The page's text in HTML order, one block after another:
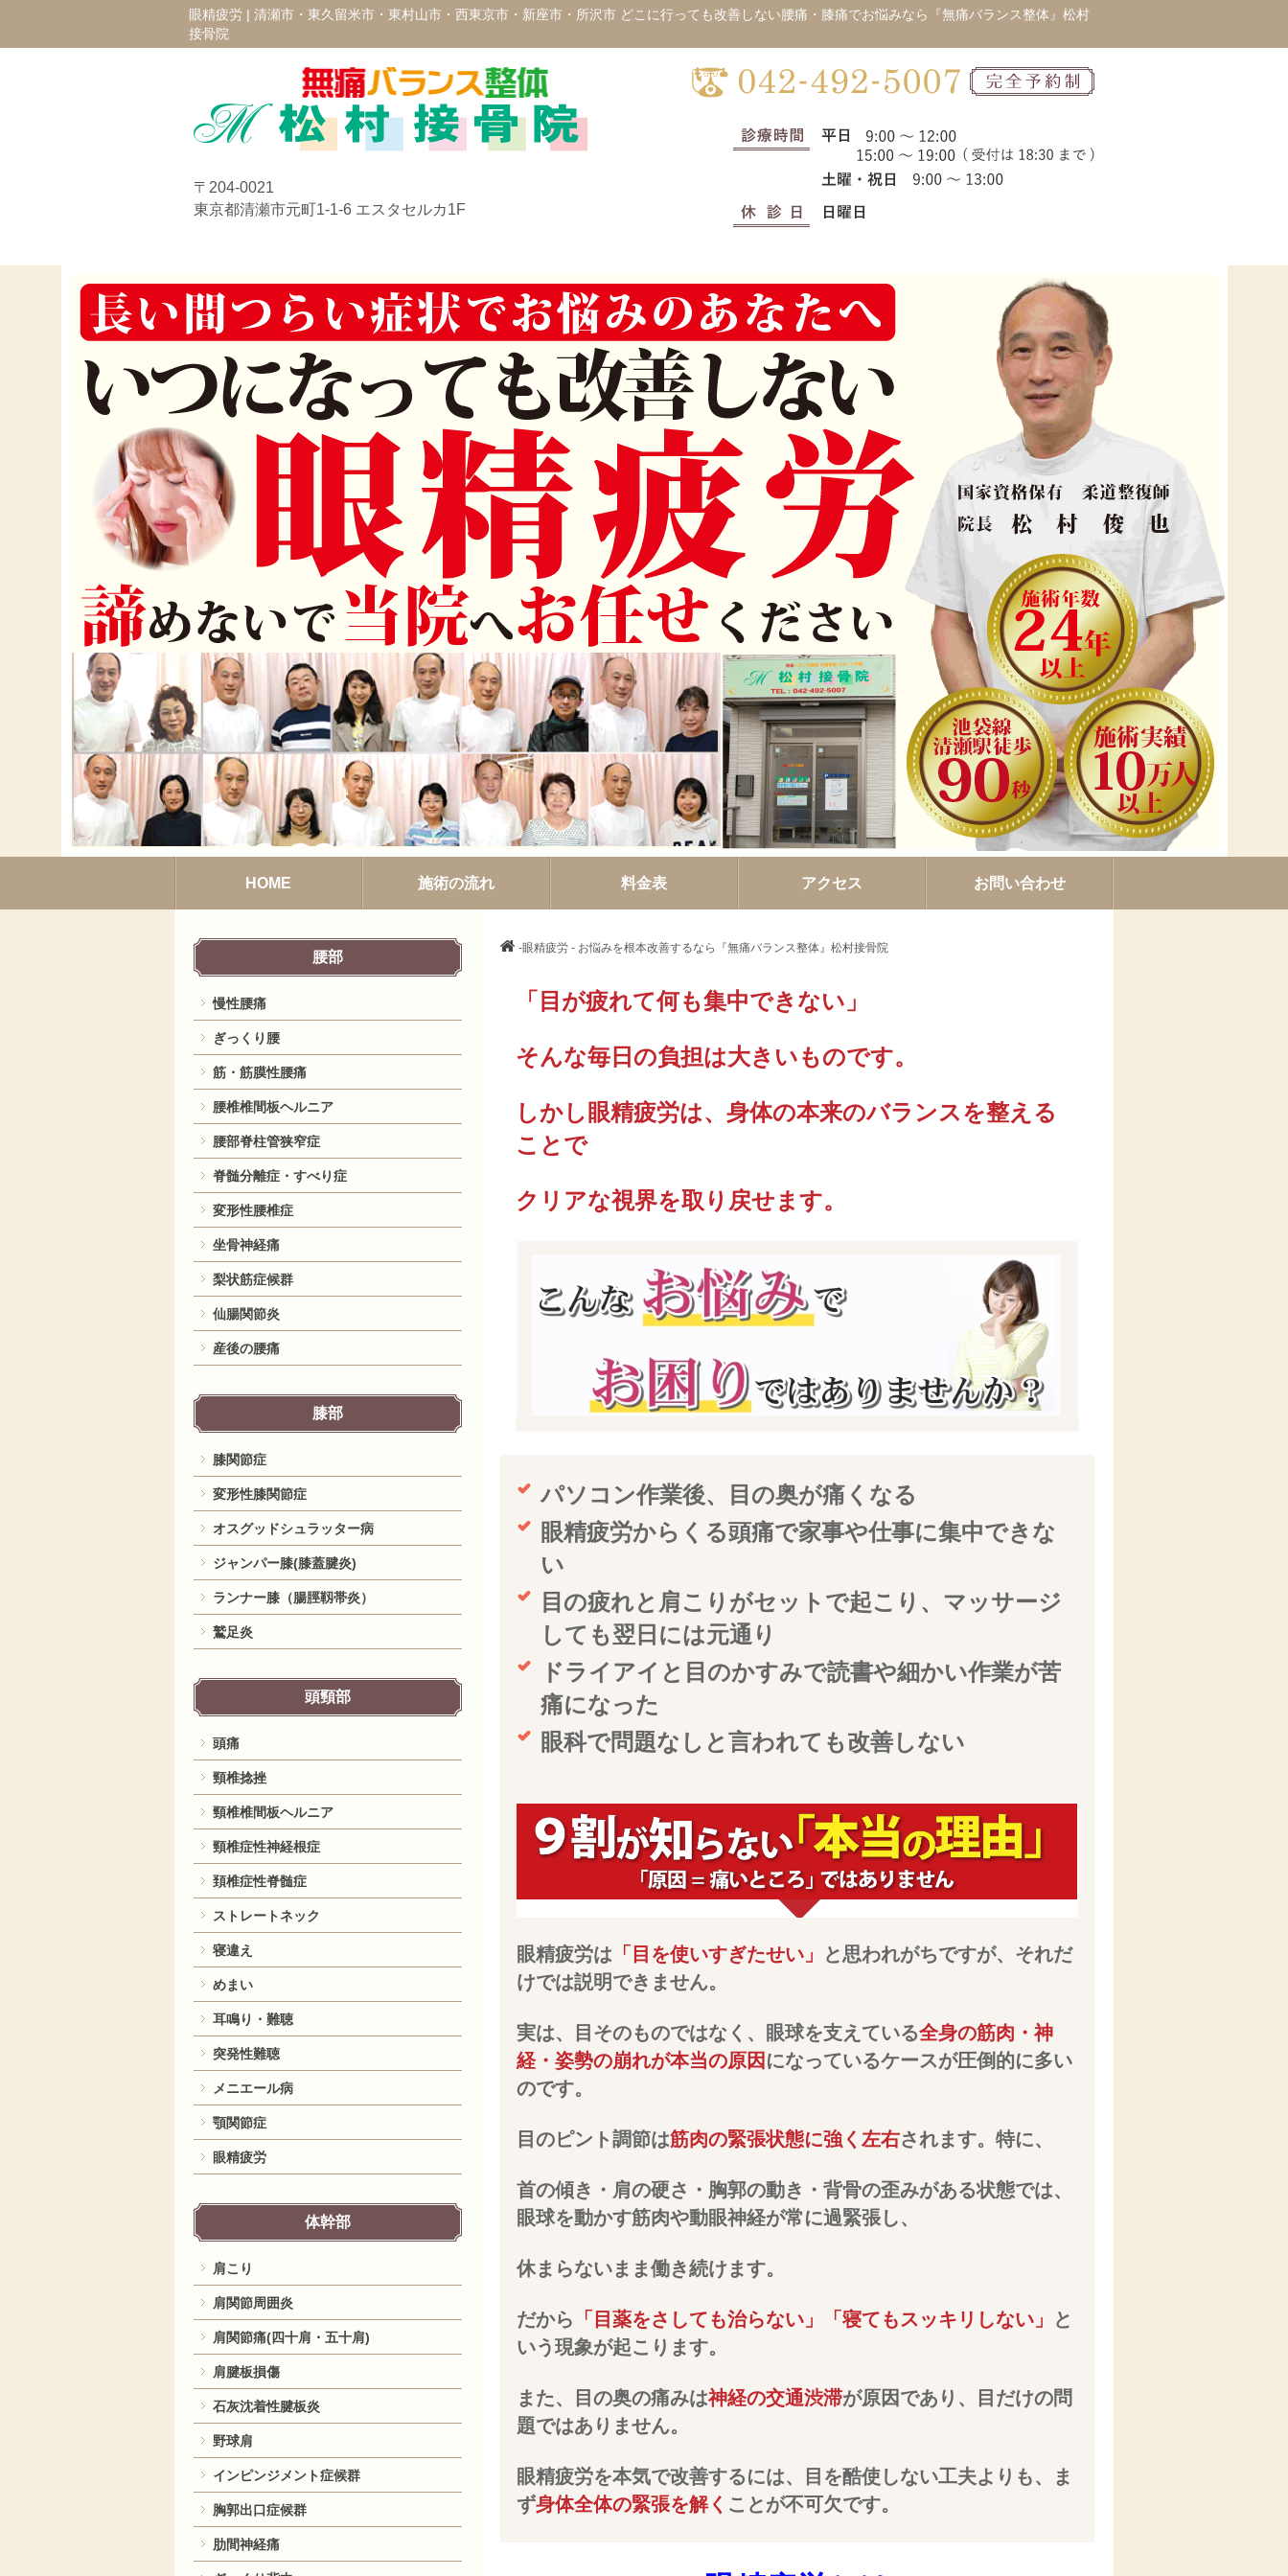
眼精疲労 | 清瀬市・東久留米市・東村山市・西東京市・新座市・所沢市 どこに行っても改善しない腰痛・膝痛でお悩みなら『無痛バランス整体』松村
接骨院
〒204-0021
東京都清瀬市元町1-1-6 エスタセルカ1F
HOME 施術の流れ 料金表 アクセス お問い合わせ
-眼精疲労 - お悩みを根本改善するなら『無痛バランス整体』松村接骨院
「目が疲れて何も集中できない」
そんな毎日の負担は大きいものです。
しかし眼精疲労は、身体の本来のバランスを整える
ことで
クリアな視界を取り戻せます。
パソコン作業後、目の奥が痛くなる
眼精疲労からくる頭痛で家事や仕事に集中できな
い
目の疲れと肩こりがセットで起こり、マッサージ
しても翌日には元通り
ドライアイと目のかすみで読書や細かい作業が苦
痛になった
眼科で問題なしと言われても改善しない
眼精疲労は 「目を使いすぎたせい」
と思われがちですが、それだ
けでは説明できません。
実は、目そのものではなく、眼球を支えている全身の筋肉・神
経・姿勢の崩れが本当の原因 になっているケースが圧倒的に多い
のです。
目のピント調節は筋肉の緊張状態に強く左右されます。特に、
首の傾き・肩の硬さ・胸郭の動き・背骨の歪みがある状態では、
眼球を動かす筋肉や動眼神経が常に過緊張し、
休まらないまま働き続けます。
だから 「目薬をさしても治らない」「寝てもスッキリしない」
と
いう現象が起こります。
また、目の奥の痛みは神経の交通渋滞が原因であり、目だけの問
題ではありません。
眼精疲労を本気で改善するには、目を酷使しない工夫よりも、ま
ず身体全体の緊張を解く ことが不可欠です。
腰部
慢性腰痛
ぎっくり腰
筋・筋膜性腰痛
腰椎椎間板ヘルニア
腰部脊柱管狭窄症
脊髄分離症・すべり症
変形性腰椎症
坐骨神経痛
梨状筋症候群
仙腸関節炎
産後の腰痛
膝部
膝関節症
変形性膝関節症
オスグッドシュラッター病
ジャンパー膝(膝蓋腱炎)
ランナー膝（腸脛靱帯炎）
鷲足炎
頭頸部
頭痛
頸椎捻挫
頸椎椎間板ヘルニア
頸椎症性神経根症
頚椎症性脊髄症
ストレートネック
寝違え
めまい
耳鳴り・難聴
突発性難聴
メニエール病
顎関節症
眼精疲労
体幹部
肩こり
肩関節周囲炎
肩関節痛(四十肩・五十肩)
肩腱板損傷
石灰沈着性腱板炎
野球肩
インピンジメント症候群
胸郭出口症候群
肋間神経痛